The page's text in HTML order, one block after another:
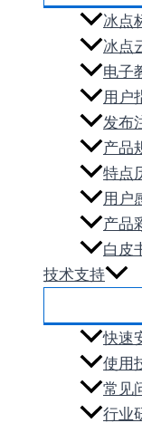
冰点
冰点
电子
用户
发布
产品
特点
用户
产品
白皮
技术支持
快速
使用
常见
行业